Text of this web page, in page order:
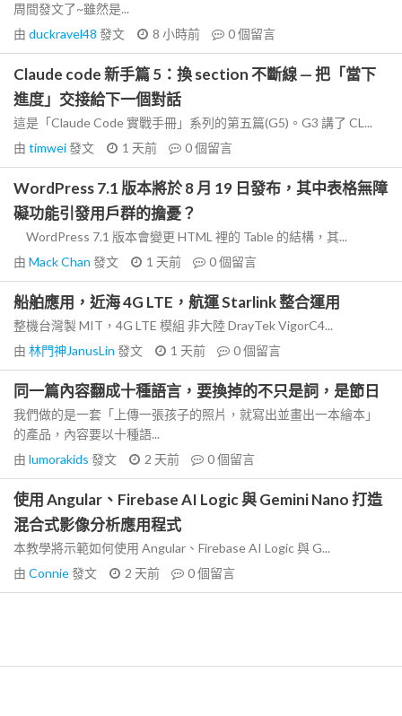
周間發文了~雖然是...
由 duckravel48 發文 8 小時前 0個留言
Claude code 新手篇 5：換 section 不斷線 — 把「當下
進度」交接給下一個對話
這是「Claude Code 實戰手冊」系列的第五篇(G5)。G3 講了 CL...
由 timwei發文 1 天前 0個留言
WordPress 7.1 版本將於 8 月 19 日發布，其中表格無障
礙功能引發用戶群的擔憂？
WordPress 7.1 版本會變更 HTML 裡的 Table 的結構，其...
由 Mack Chan 發文 1 天前 0個留言
船舶應用，近海 4G LTE，航運 Starlink 整合運用
整機台灣製 MIT，4G LTE 模組 非大陸 DrayTek VigorC4...
由 林門神JanusLin 發文 1 天前 0個留言
同一篇內容翻成十種語言，要換掉的不只是詞，是節日
我們做的是一套「上傳一張孩子的照片，就寫出並畫出一本繪本」
的產品，內容要以十種語...
由 lumorakids 發文 2 天前 0個留言
使用 Angular、Firebase AI Logic 與 Gemini Nano 打造
混合式影像分析應用程式
本教學將示範如何使用 Angular、Firebase AI Logic 與 G...
由 Connie發文 2 天前 0個留言